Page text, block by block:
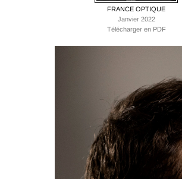
FRANCE OPTIQUE
Janvier 2022
Télécharger en PDF